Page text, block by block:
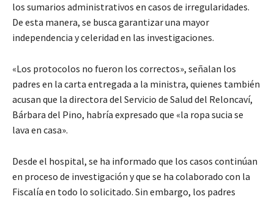
los sumarios administrativos en casos de irregularidades.
De esta manera, se busca garantizar una mayor
independencia y celeridad en las investigaciones.
«Los protocolos no fueron los correctos», señalan los
padres en la carta entregada a la ministra, quienes también
acusan que la directora del Servicio de Salud del Reloncaví,
Bárbara del Pino, habría expresado que «la ropa sucia se
lava en casa».
Desde el hospital, se ha informado que los casos continúan
en proceso de investigación y que se ha colaborado con la
Fiscalía en todo lo solicitado. Sin embargo, los padres